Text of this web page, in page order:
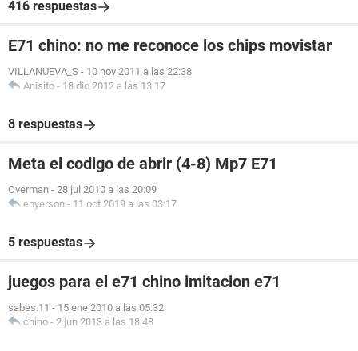
416 respuestas
E71 chino: no me reconoce los chips movistar
VILLANUEVA_S - 10 nov 2011 a las 22:38
Anisito - 18 dic 2012 a las 13:17
8 respuestas
Meta el codigo de abrir (4-8) Mp7 E71
Overman - 28 jul 2010 a las 20:09
enyerson - 11 oct 2019 a las 03:17
5 respuestas
juegos para el e71 chino imitacion e71
sabes.11 - 15 ene 2010 a las 05:32
chino - 2 jun 2013 a las 18:48